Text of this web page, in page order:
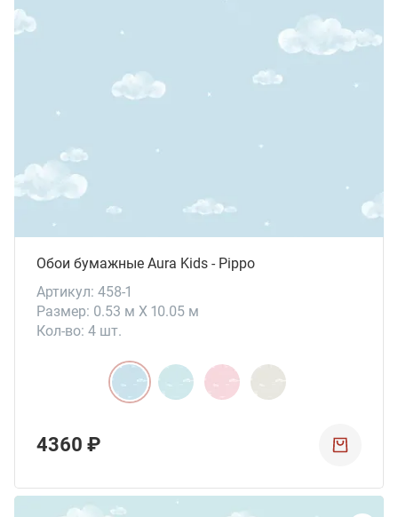
Обои бумажные Aura Kids - Pippo
Артикул: 458-1
Размер: 0.53 м X 10.05 м
Кол-во: 4 шт.
4360 ₽